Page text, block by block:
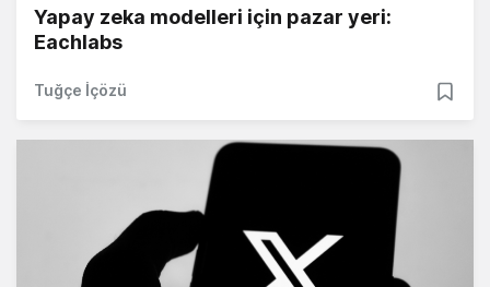
Yapay zeka modelleri için pazar yeri:
Eachlabs
Tuğçe İçözü